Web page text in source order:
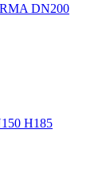
DN200
H185